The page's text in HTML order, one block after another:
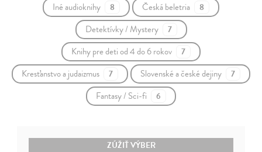
Iné audioknihy 8 Česká beletria 8
Detektívky / Mystery 7
Knihy pre deti od 4 do 6 rokov 7
Kresťanstvo a judaizmus 7 Slovenské a české dejiny 7
Fantasy / Sci-fi 6
ZÚŽIŤ VÝBER